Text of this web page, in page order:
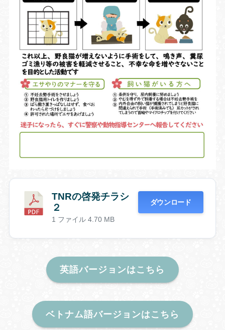
TNRの啓発チラシ
２
1 ファイル4.70 MB
ダウンロード
英語バージョンはこちら
ベトナム語バージョンはこちら